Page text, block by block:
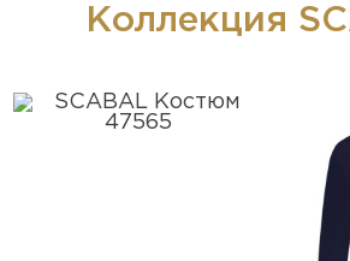
Коллекция